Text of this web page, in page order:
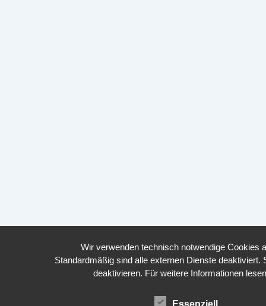
Wir verwenden technisch notwendige Cookies
Standardmäßig sind alle externen Dienste
deaktivieren. Für weitere Informationen
Essenziell